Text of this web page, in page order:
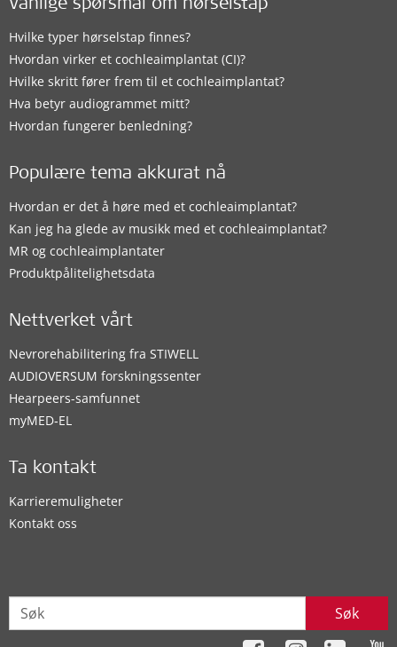
Vanlige spørsmål om hørselstap
Hvilke typer hørselstap finnes?
Hvordan virker et cochleaimplantat (CI)?
Hvilke skritt fører frem til et cochleaimplantat?
Hva betyr audiogrammet mitt?
Hvordan fungerer benledning?
Populære tema akkurat nå
Hvordan er det å høre med et cochleaimplantat?
Kan jeg ha glede av musikk med et cochleaimplantat?
MR og cochleaimplantater
Produktpålitelighetsdata
Nettverket vårt
Nevrorehabilitering fra STIWELL
AUDIOVERSUM forskningssenter
Hearpeers-samfunnet
myMED‑EL
Ta kontakt
Karrieremuligheter
Kontakt oss
Søk